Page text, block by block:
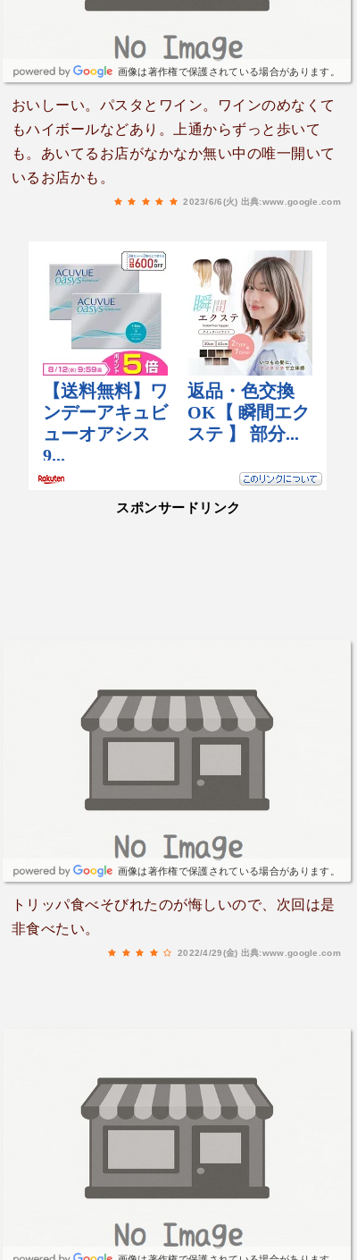
画像は著作権で保護されている場合があります。
おいしーい。パスタとワイン。ワインのめなくて
もハイボールなどあり。上通からずっと歩いて
も。あいてるお店がなかなか無い中の唯一開いて
いるお店かも。
2023/6/6(火) 出典:www.google.com
スポンサードリンク
画像は著作権で保護されている場合があります。
トリッパ食べそびれたのが悔しいので、次回は是
非食べたい。
2022/4/29(金) 出典:www.google.com